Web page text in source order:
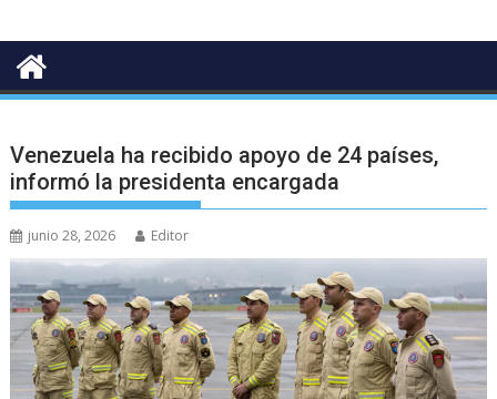
Venezuela ha recibido apoyo de 24 países,
informó la presidenta encargada
junio 28, 2026 Editor